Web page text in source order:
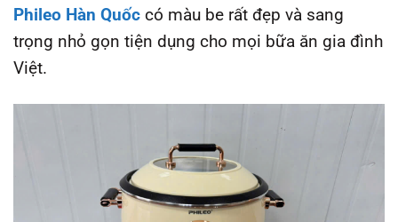
Phileo Hàn Quốc có màu be rất đẹp và sang
trọng nhỏ gọn tiện dụng cho mọi bữa ăn gia đình
Việt.